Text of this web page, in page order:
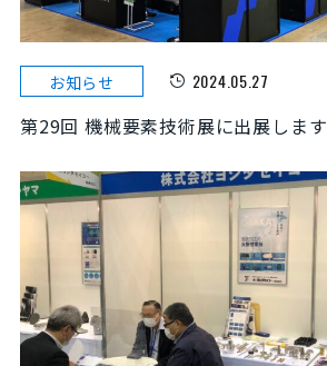
お知らせ 2024.05.27
第29回 機械要素技術展に出展します